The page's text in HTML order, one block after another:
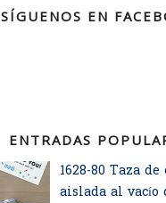
SÍGUENOS EN
ENTRADAS
1628-80 Taza de
aislada al vacío